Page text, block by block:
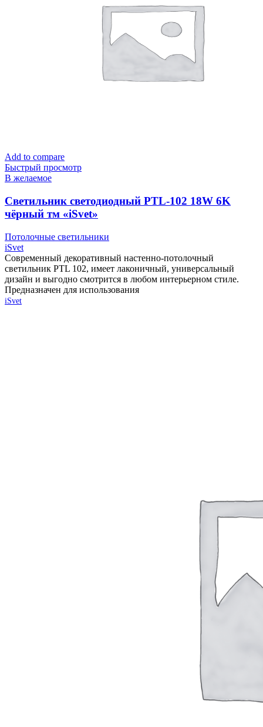
Add to compare
Быстрый просмотр
В желаемое
Cветильник светодиодный PTL-102 18W 6K
чёрный тм «iSvet»
Потолочные светильники
iSvet
Современный декоративный настенно-потолочный
светильник PTL 102, имеет лаконичный, универсальный
дизайн и выгодно смотрится в любом интерьерном стиле.
Предназначен для использования
iSvet